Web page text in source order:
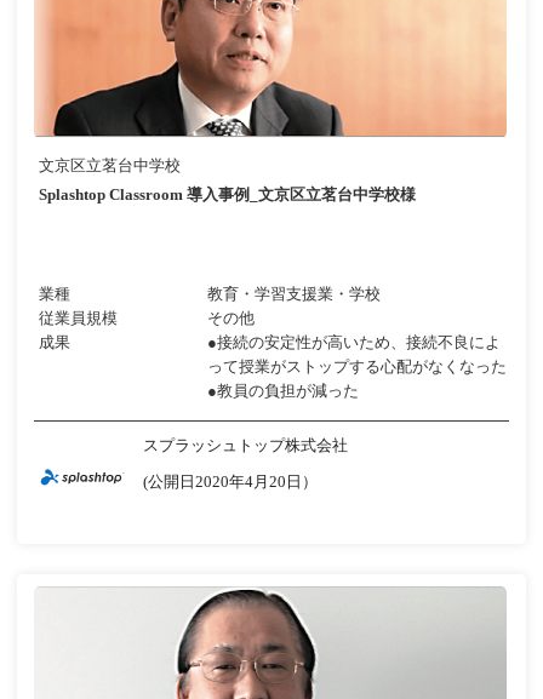
文京区立茗台中学校
Splashtop Classroom 導入事例_文京区立茗台中学校様
業種
教育・学習支援業・学校
従業員規模
その他
成果
●接続の安定性が高いため、接続不良によ
って授業がストップする心配がなくなった
●教員の負担が減った
スプラッシュトップ株式会社
(公開日2020年4月20日）